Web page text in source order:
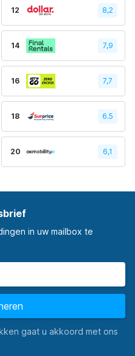
12 8,2
14 7,9
16 7,7
18 6.5
20 6,1
in uw mailbox te
gaat u akkoord met ons